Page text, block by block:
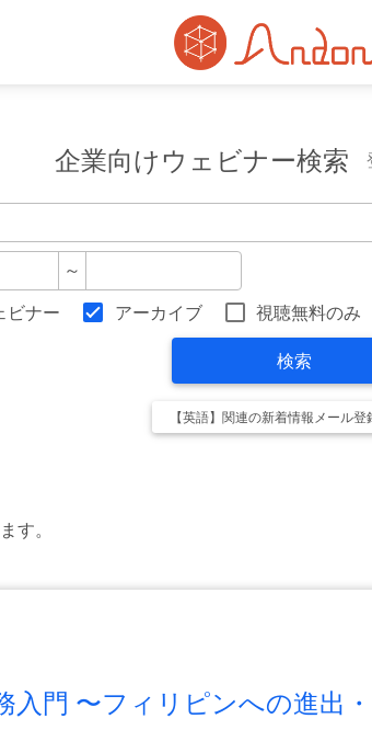
企業向けウェビナー検索
～
ビナー アーカイブ 視聴無料のみ
検索
【英語】関連の新着情報メール登
す。
入門 〜フィリピンへの進出